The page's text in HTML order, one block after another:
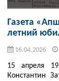
Газета
летний
16.04.2026
15 апреля
Константин